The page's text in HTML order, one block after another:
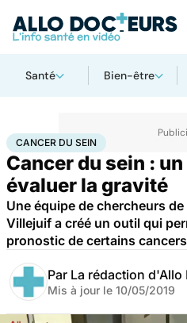
Santé Bien-être
AccueilSanté Maladies Cancer
CANCER DU SEIN
Cancer du sein :
évaluer la gravité
Une équipe de chercheurs
Villejuif a créé un outil qui
pronostic de certains
Par La rédaction d'Allo
Mis à jour le 10/05/2019